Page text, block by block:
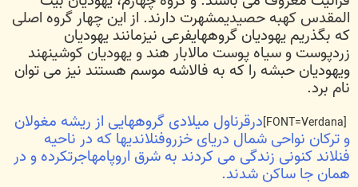
المقدس کهبه حصیدیمشهرت دارند. از این چهار گروه اصلی
که بگذریم یهودیان گروههایفرعی نیزمانند یهودیان
زردپوست و سیاه پوست مالابار هند و یهودیان کوشینهند
ویهودیان حبشه را که به فالاشه موسم هستند نیز می توان
نام برد.
درقرناول میلادی گروههایی از ریشه مغولان
و ترکان نواحی شمال دریای خزروفنلاندیها که در ناحیه
فنلاند کنونی زندگی می کردند به شرق اروپامهاجرتکرده و در
همان جا ساکن شدند.